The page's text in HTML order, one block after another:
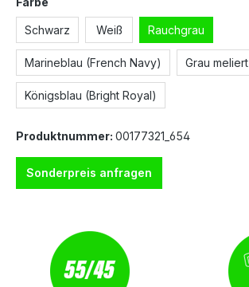
Schwarz Weiß Rauchgrau
Marineblau (French Navy) Grau meliert
Königsblau (Bright Royal)
Produktnummer: 00177321_654
Sonderpreis anfragen